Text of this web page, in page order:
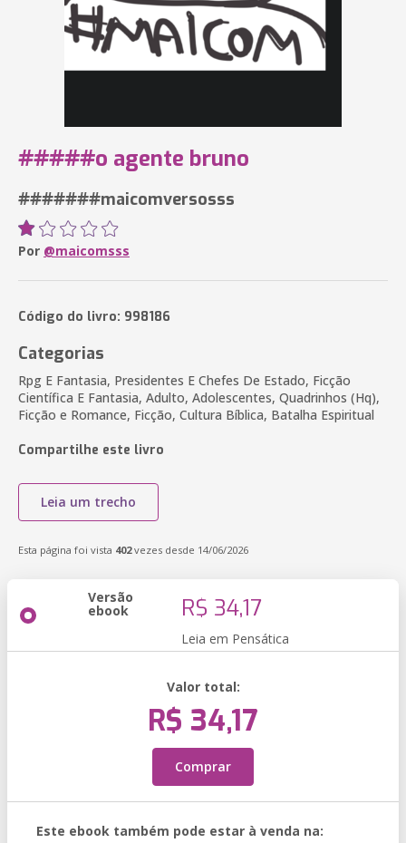
#####o agente bruno
#######maicomversosss
Por @maicomsss
Código do livro: 998186
Categorias
Rpg E Fantasia, Presidentes E Chefes De Estado, Ficção
Científica E Fantasia, Adulto, Adolescentes, Quadrinhos (Hq),
Ficção e Romance, Ficção, Cultura Bíblica, Batalha Espiritual
Compartilhe este livro
Leia um trecho
Esta página foi vista 402vezes desde 14/06/2026
Versão
ebook R$ 34,17
Leia em Pensática
Valor total:
R$ 34,17
Comprar
Este ebook também pode estar à venda na: